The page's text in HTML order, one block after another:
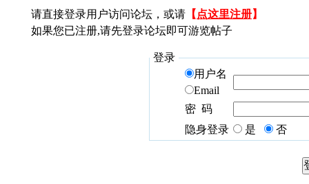
请直接登录用户访问论坛，或请 【 点这里注册】
如果您已注册,请先登录论坛即可游览帖子
登录
用户名
Email
密 码
隐身登录
是 否